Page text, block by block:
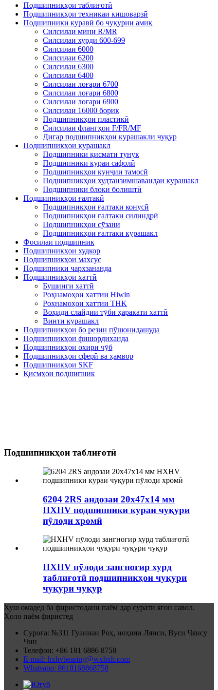
Подшипникҳои таблиғотӣ
Подшипникҳои техникаи кишоварзӣ
Подшипники куравӣ бо чуқурии амиқ
Силсилаи мини R/MR
Силсилаи хурди 600-699
Силсилаи 6000
Силсилаи 6200
Силсилаи 6300
Силсилаи 6400
Силсилаи лоғари 6700
Силсилаи лоғари 6800
Силсилаи лоғари 6900
Силсилаи 16000 борик
Подшипникҳои пластикӣ
Силсилаи флангҳои F/FR/MF
Дигар подшипникҳои курашакли чуқур
Подшипникҳои курашакл
Подшипники қисмати тунук
Подшипники кураи сафолӣ
Подшипникҳои кунҷии тамосӣ
Подшипникҳои худтанзимшавандаи курашакл
Подшипники блоки болиштӣ
Подшипникҳои ғалтакӣ
Подшипникҳои ғалтаки конусӣ
Подшипникҳои ғалтаки силиндрӣ
Подшипникҳои сӯзанӣ
Подшипникҳои ғалтаки курашакл
Фосилаи подшипник
Подшипникҳои худкор
Подшипникҳои махсус
Подшипники чархзананда
Подшипникҳои хаттӣ
Бушинги хаттӣ
Роҳнамоҳои хаттии Hiwin
Роҳнамоҳои хаттии THK
Воҳиди слайдии тӯби ҳаракати хаттӣ
Винти курашакл
Подшипникҳои бо резин пӯшонидашуда
Подшипникҳои фишордиҳанда
Подшипникҳои охири чӯб
Подшипникҳои сферӣ ва ҳамвор
Подшипникҳои SKF
Қисмҳои подшипник
Подшипникҳои таблиғотӣ
6204 2RS андозаи 20x47x14 мм
HXHV подшипники кураи чуқури
пӯлоди хромӣ
HXHV пӯлоди зангногир хурд
таблиғотӣ подшипникҳои чуқури
чуқури чуқур
Хуш омадед ба фиристодани паём дар сурати ягон савол.
Ҳоло паём фиристед
Суроға: №311 Гуаннан Роҳ, ноҳияи Лянси, Вуси Ҷянсу
Чин
Телефон: +86 181 6886 8758
E-mail: hxhvbearing@wxhxh.com
Whatsapp: 8618168868758